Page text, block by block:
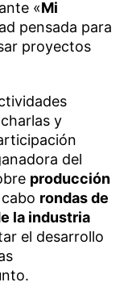
«Mi
pensada para
proyectos
y
del
producción
rondas de
la industria
el desarrollo